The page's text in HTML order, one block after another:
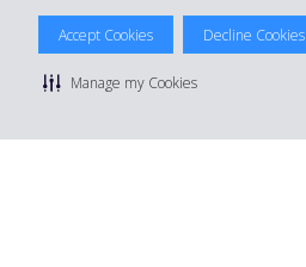
Accept Cookies Decline Cookies
Manage my Cookies
© 2026 The Hertz System, Inc.
Privacy Policy | Condizioni di Utilizzo |
Manage cookie preferences